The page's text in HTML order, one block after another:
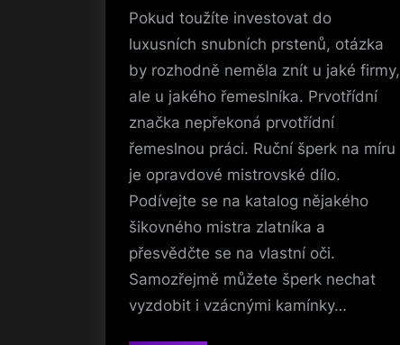
Pokud toužíte investovat do
luxusních snubních prstenů, otázka
by rozhodně neměla znít u jaké firmy,
ale u jakého řemeslníka. Prvotřídní
značka nepřekoná prvotřídní
řemeslnou práci. Ruční šperk na míru
je opravdové mistrovské dílo.
Podívejte se na katalog nějakého
šikovného mistra zlatníka a
přesvědčte se na vlastní oči.
Samozřejmě můžete šperk nechat
vyzdobit i vzácnými kamínky…